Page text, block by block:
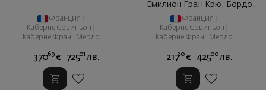
Франция
Каберне Совиньон
Каберне Фран
Мерло
37069 € 72501 лв.
Емилион Гран Крю, Бордо
2015
Франция
Каберне Совиньон
Каберне Фран
Мерло
21730 € 42500 лв.